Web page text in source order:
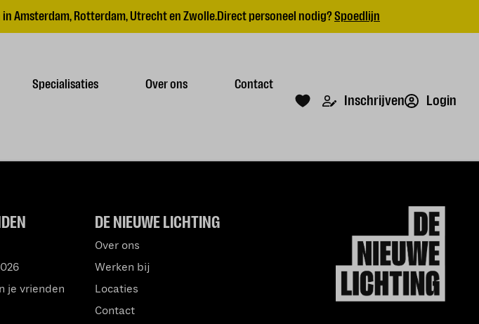
Amsterdam, Rotterdam, Utrecht en Zwolle.Direct personeel nodig?Spoedlijn
Specialisaties Over ons
Contact
Inschrijven Login
DE NIEUWE LICHTING
Over ons
Werken bij
Locaties
Contact
je vrienden